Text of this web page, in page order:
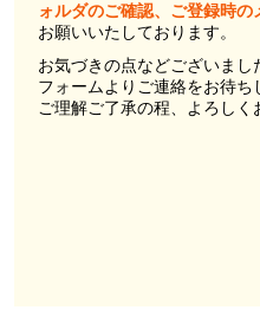
ォルダのご確認、ご登録時
お願いいたしております。
お気づきの点などございま
フォームよりご連絡をお待ち
ご理解ご了承の程、よろし